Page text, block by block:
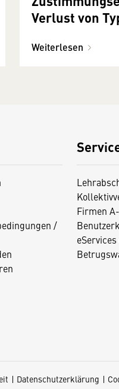
Verlust von
Weiterlesen
/
Firmen
Datenschutzerklärung